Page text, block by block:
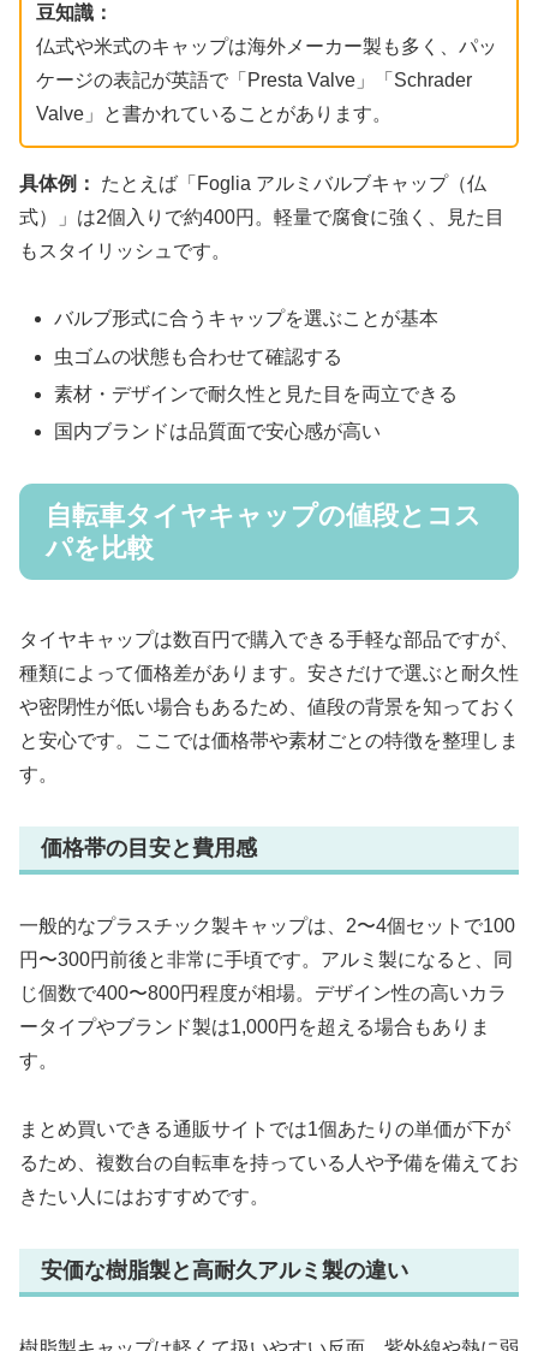
豆知識：
仏式や米式のキャップは海外メーカー製も多く、パッ
ケージの表記が英語で「Presta Valve」「Schrader
Valve」と書かれていることがあります。
具体例：
たとえば「Foglia アルミバルブキャップ（仏
式）」は2個入りで約400円。軽量で腐食に強く、見た目
もスタイリッシュです。
バルブ形式に合うキャップを選ぶことが基本
虫ゴムの状態も合わせて確認する
素材・デザインで耐久性と見た目を両立できる
国内ブランドは品質面で安心感が高い
自転車タイヤキャップの値段とコス
パを比較
タイヤキャップは数百円で購入できる手軽な部品ですが、
種類によって価格差があります。安さだけで選ぶと耐久性
や密閉性が低い場合もあるため、値段の背景を知っておく
と安心です。ここでは価格帯や素材ごとの特徴を整理しま
す。
価格帯の目安と費用感
一般的なプラスチック製キャップは、2〜4個セットで100
円〜300円前後と非常に手頃です。アルミ製になると、同
じ個数で400〜800円程度が相場。デザイン性の高いカラ
ータイプやブランド製は1,000円を超える場合もありま
す。
まとめ買いできる通販サイトでは1個あたりの単価が下が
るため、複数台の自転車を持っている人や予備を備えてお
きたい人にはおすすめです。
安価な樹脂製と高耐久アルミ製の違い